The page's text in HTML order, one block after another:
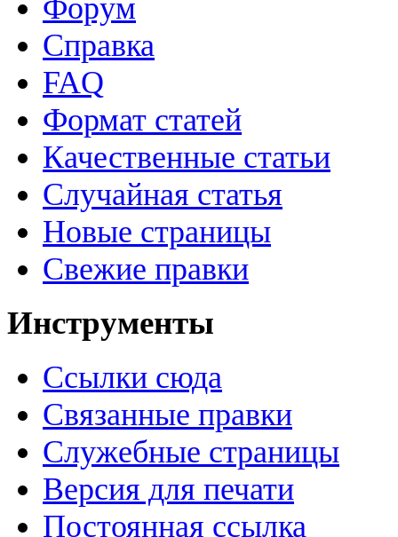
Форум
Справка
FAQ
Формат статей
Качественные статьи
Случайная статья
Новые страницы
Свежие правки
Инструменты
Ссылки сюда
Связанные правки
Служебные страницы
Версия для печати
Постоянная ссылка